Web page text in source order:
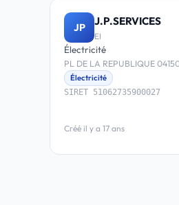
JP J.P.SERVICES
EI
Électricité
PL DE LA REPUBLIQUE
Électricité
SIRET 51062735900027
Créé il y a 17 ans